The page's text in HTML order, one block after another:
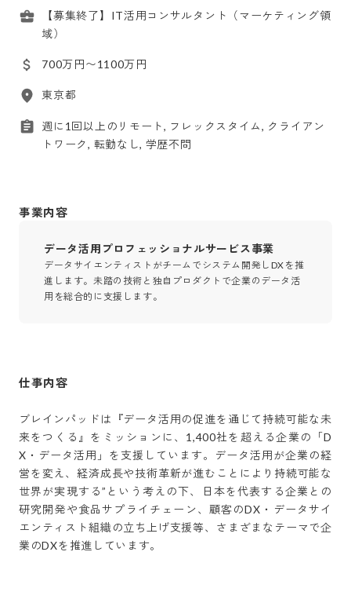
【募集終了】IT活用コンサルタント（マーケティング領
域）
700万円〜1100万円
東京都
週に1回以上のリモート, フレックスタイム, クライアン
トワーク, 転勤なし, 学歴不問
事業内容
データ活用プロフェッショナルサービス事業
データサイエンティストがチームでシステム開発しDXを推
進します。未踏の技術と独自プロダクトで企業のデータ活
用を総合的に支援します。
仕事内容
ブレインパッドは『データ活用の促進を通じて持続可能な未
来をつくる』をミッションに、1,400社を超える企業の「D
X・データ活用」を支援しています。データ活用が企業の経
営を変え、経済成長や技術革新が進むことにより持続可能な
世界が実現する”という考えの下、日本を代表する企業との
研究開発や食品サプライチェーン、顧客のDX・データサイ
エンティスト組織の立ち上げ支援等、さまざまなテーマで企
業のDXを推進しています。